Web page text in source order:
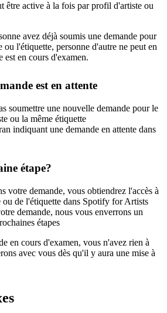
être active à la fois par profil d'artiste ou
avez déjà soumis une demande pour
l'étiquette, personne d'autre ne peut en
est en cours d'examen.
est en attente
soumettre une nouvelle demande pour le
ou la même étiquette
indiquant une demande en attente dans
étape?
votre demande, vous obtiendrez l'accès à
ou de l'étiquette dans Spotify for Artists
demande, nous vous enverrons un
étapes
en cours d'examen, vous n'avez rien à
avec vous dès qu'il y aura une mise à